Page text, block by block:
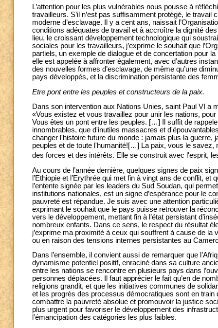
L’attention pour les plus vulnérables nous pousse à
travailleurs. S’il n’est pas suffisamment protégé, le travail
moderne d’esclavage. Il y a cent ans, naissait
conditions adéquates de travail et à accroître la dignité
lieu, le croissant développement technologique qui
sociales pour les travailleurs, j’exprime le souhait que
partiels, un exemple de dialogue et de concertation pour
elle est appelée à affronter également, avec d’autres
des nouvelles formes d’esclavage, de même qu’une
pays développés, et la discrimination persistante des
Etre pont entre les peuples et constructeurs de la paix.
Dans son intervention aux Nations Unies, saint Paul VI a
«Vous existez et vous travaillez pour unir les nations,
Vous êtes un pont entre les peuples. […] Il suffit de
innombrables, que d'inutiles massacres et
changer l'histoire future du monde : jamais plus la
peuples et de toute l'humanité![…] La paix, vous le savez,
des forces et des intérêts. Elle se construit avec l'esprit,
Au cours de l’année dernière, quelques signes de paix
l’Ethiopie et l’Erythrée qui met fin à vingt ans de conflit,
l’entente signée par les leaders du Sud Soudan, qui
institutions nationales, est un signe d’espérance pour le
pauvreté est répandue. Je suis avec une attention
exprimant le souhait que le pays puisse retrouver la
vers le développement, mettant fin à l’état persistant
nombreux enfants. Dans ce sens, le respect du résultat
j’exprime ma proximité à ceux qui souffrent à cause de
ou en raison des tensions internes persistantes au
Dans l’ensemble, il convient aussi de remarquer que
dynamisme potentiel positif, enraciné dans sa culture
entre les nations se rencontre en plusieurs pays dans
personnes déplacées. Il faut apprécier le fait qu’en de
religions grandit, et que les initiatives communes de
et les progrès des processus démocratiques sont en
combattre la pauvreté absolue et promouvoir la justice
plus urgent pour favoriser le développement des
l’émancipation des catégories les plus faibles.